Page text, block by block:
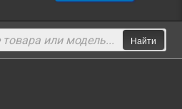
Найти